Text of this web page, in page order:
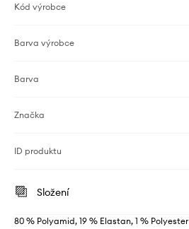
Kód výrobce
Barva výrobce
Barva
Značka
ID produktu
Složení
80 % Polyamid, 19 % Elastan, 1 % Polyester